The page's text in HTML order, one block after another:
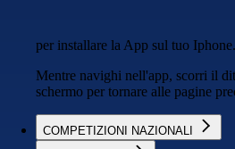
per installare la App sul tuo Iphone.
Mentre navighi nell'app, scorri il
schermo per tornare alle pagine
COMPETIZIONI NAZIONALI